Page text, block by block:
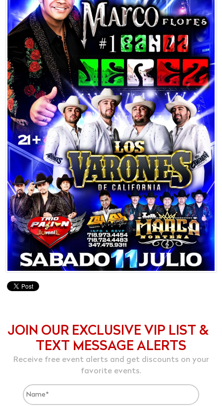
JOIN OUR EXCLUSIVE VIP LIST &
TEXT MESSAGE ALERTS
Receive free event alerts and get discounts on your
favorite events.